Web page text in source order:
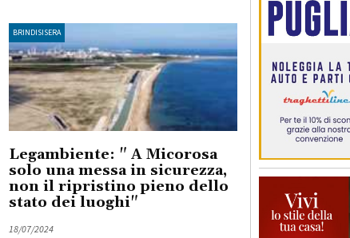
BRINDISISERA
Legambiente: " A Micorosa
solo una messa in sicurezza,
non il ripristino pieno dello
stato dei luoghi"
18/07/2024